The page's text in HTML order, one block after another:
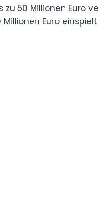
50 Millionen Euro
Euro